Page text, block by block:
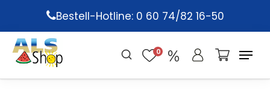
main
content
Bestell-Hotline: 0 60 74/82 16-50
0